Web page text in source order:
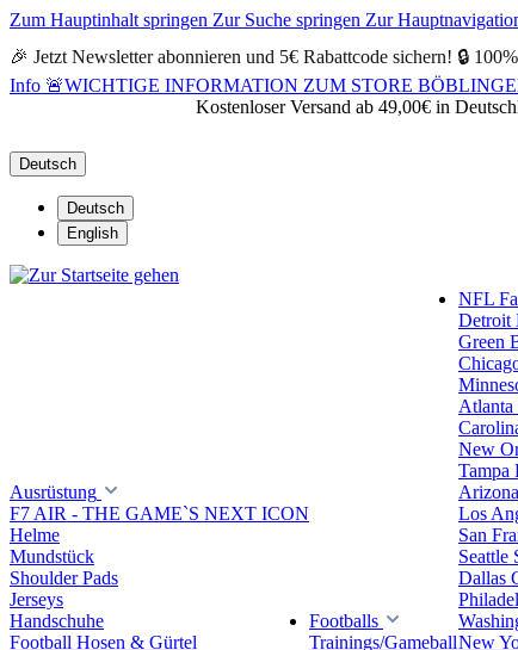
Zum Hauptinhalt springen Zur Suche springen Zur
🎉 Jetzt Newsletter abonnieren und 5€ Rabattcode sichern! 🔒
Info 🚨WICHTIGE INFORMATION ZUM STORE
Kostenloser Versand ab 49,00€ in
Deutsch
Deutsch
English
Ausrüstung
F7 AIR - THE GAME`S NEXT ICON
Helme
Mundstück
Shoulder Pads
Jerseys
Handschuhe
Football Hosen & Gürtel
Footballs
Trainings/Gameball
NFL
Detroit
Green
Atlanta
New
Tampa
Los
San
Seattle
Dallas
New